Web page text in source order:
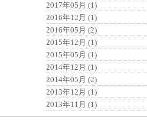
2017年05月 (1)
2016年12月 (1)
2016年05月 (2)
2015年12月 (1)
2015年05月 (1)
2014年12月 (1)
2014年05月 (2)
2013年12月 (1)
2013年11月 (1)